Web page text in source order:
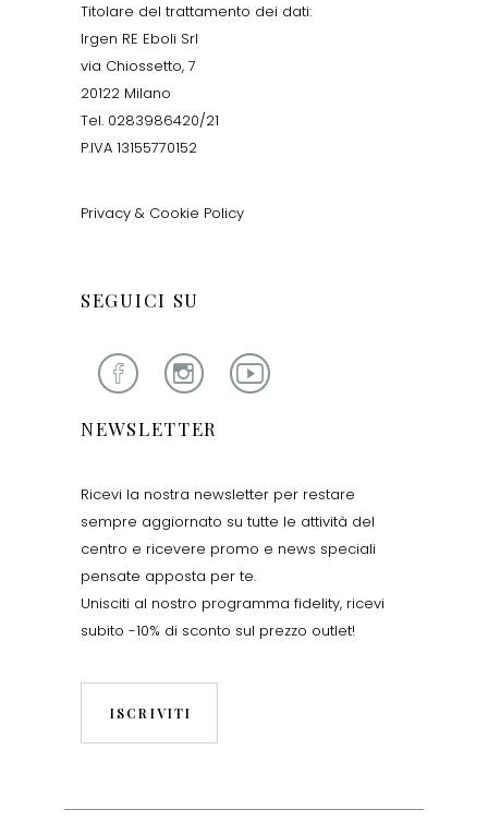
Titolare del trattamento dei dati:
Irgen RE Eboli Srl
via Chiossetto, 7
20122 Milano
Tel. 0283986420/21
P.IVA 13155770152
Privacy & Cookie Policy
SEGUICI SU
NEWSLETTER
Ricevi la nostra newsletter per restare
sempre aggiornato su tutte le attività del
centro e ricevere promo e news speciali
pensate apposta per te.
Unisciti al nostro programma fidelity, ricevi
subito -10% di sconto sul prezzo outlet!
ISCRIVITI